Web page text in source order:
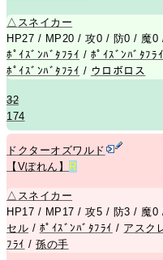
△ スネイカー
HP27 / MP20 / 攻0 / 防0 / 魔
ﾎﾟｲｽﾞﾝﾊﾞﾀﾌﾗｲ / ﾎﾟｲｽﾞﾝﾊﾞﾀﾌﾗｲ
ﾎﾟｲｽﾞﾝﾊﾞﾀﾌﾗｲ / ウロボロス
32
174
ドクターオズワルド
【Vぽれん】 R
△ スネイカー
HP17 / MP17 / 攻5 / 防3 / 魔
セル / ﾎﾟｲｽﾞﾝﾊﾞﾀﾌﾗｲ / アスク
ﾌﾗｲ /孫の手